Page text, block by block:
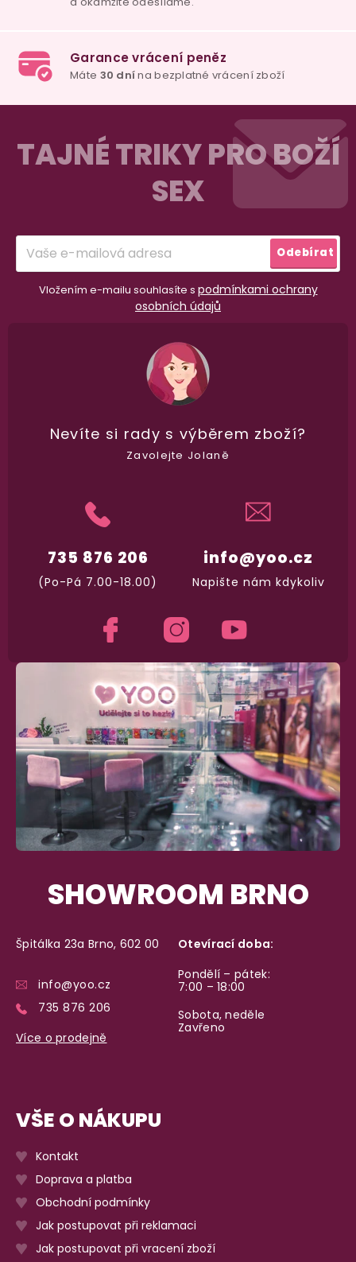
98% spokojenost
recenzí ověřených zakazníků
100% diskrétní balení
Dodání do 2. dne
Na rychlosti záleží! Vše důležité máme
Garance vrácení peněz
Máte 30 dní na bezplatné vrácení zboží
TAJNÉ TRIKY PRO BOŽÍ
SEX
Vložením e-mailu souhlasíte s podmínkami ochrany
osobních údajů
Odebírat
info@yoo.cz
Napište nám kdykoliv
735 876 206
(Po-Pá 7.00-18.00)
Nevíte si rady s výběrem zboží?
Zavolejte Jolaně
SHOWROOM BRNO
Špitálka 23a Brno, 602 00
info@yoo.cz
735 876 206
Více o prodejně
Otevírací doba:
Pondělí – pátek:
7:00 – 18:00
Sobota, neděle
Zavřeno
VŠE O NÁKUPU
Kontakt
Doprava a platba
Obchodní podmínky
Jak postupovat při reklamaci
Jak postupovat při vracení zboží